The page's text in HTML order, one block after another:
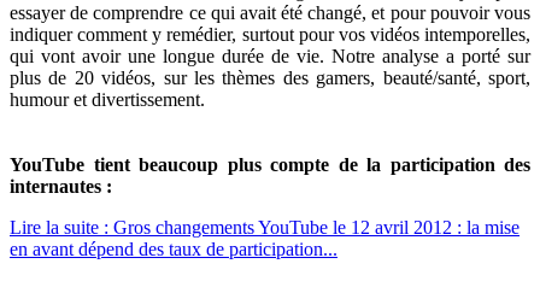
essayer de comprendre ce qui avait été changé, et pour pouvoir vous
indiquer comment y remédier, surtout pour vos vidéos intemporelles,
qui vont avoir une longue durée de vie. Notre analyse a porté sur
plus de 20 vidéos, sur les thèmes des gamers, beauté/santé, sport,
humour et divertissement.
YouTube tient beaucoup plus compte de la participation des
internautes :
Lire la suite : Gros changements YouTube le 12 avril 2012 : la mise
en avant dépend des taux de participation...